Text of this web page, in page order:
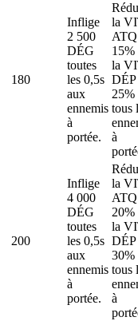
180
Inflige
2 500
DÉG
toutes
les 0,5s
aux
ennemis
à
portée.
la
15%
la
DÉP
25%
tous
à
200
Inflige
4 000
DÉG
toutes
les 0,5s
aux
ennemis
à
portée.
la
20%
la
DÉP
30%
tous
à